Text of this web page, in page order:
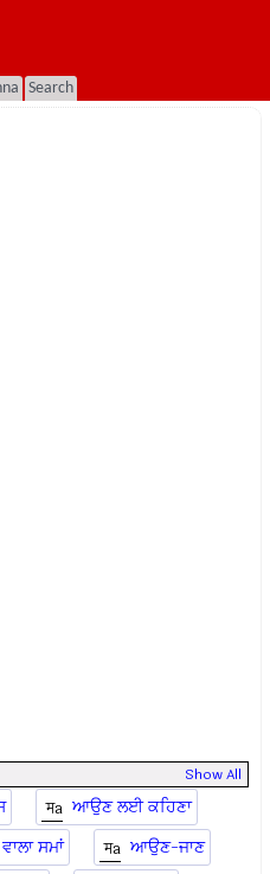
Search
Show All
ਆਉਣ ਲਈ ਕਹਿਣਾ
ਸਮਾਂ
ਆਉਣ-ਜਾਣ